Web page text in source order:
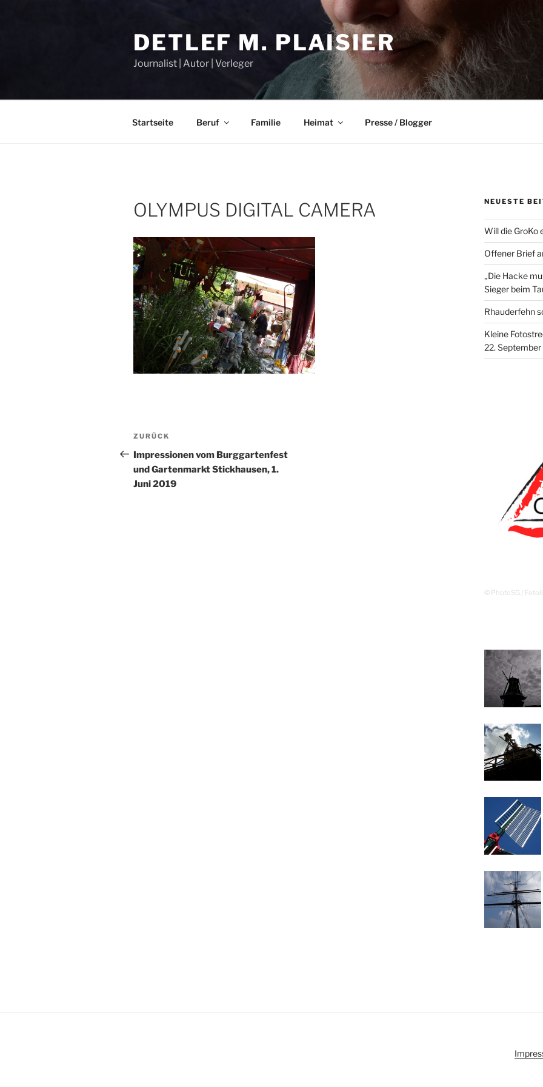
DETLEF M. PLAISIER
Journalist | Autor | Verleger
Startseite Beruf Familie Heimat Presse / Blogger
OLYMPUS DIGITAL CAMERA
Beitragsnavigation
Vorheriger
Beitrag
ZURÜCK
Impressionen vom Burggartenfest
und Gartenmarkt Stickhausen, 1.
Juni 2019
NEUESTE
Will die GroKo
Offener Brief
„Die Hacke
Sieger beim
Rhauderfehn
Kleine
22.
© PhotoSG /